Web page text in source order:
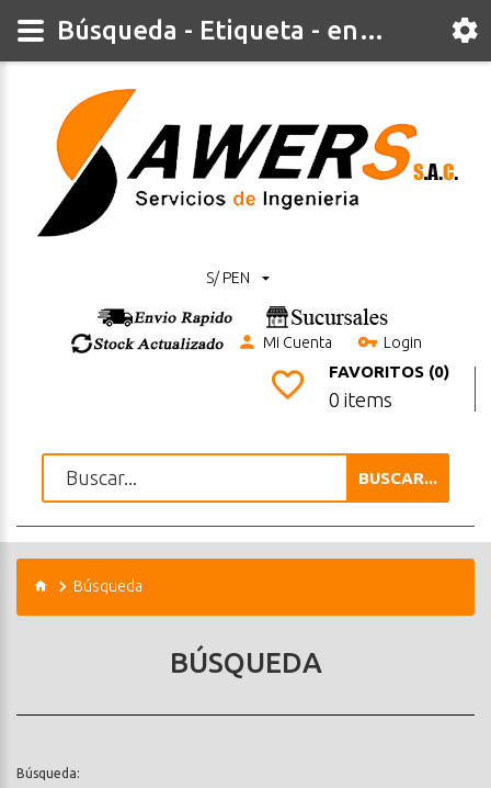
S/ PEN
Mi Cuenta Login
FAVORITOS (0)
0 items
BUSCAR...
Búsqueda
BÚSQUEDA
Búsqueda:
Búsqueda - Etiqueta - enchufe